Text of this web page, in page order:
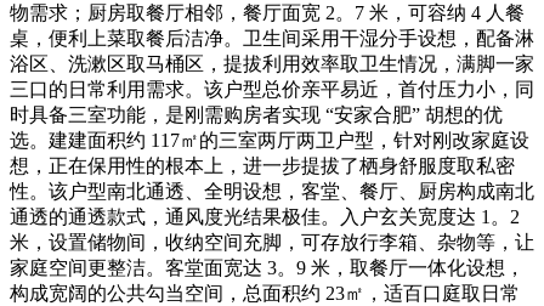
物需求；厨房取餐厅相邻，餐厅面宽 2。7 米，可容纳 4 人餐
桌，便利上菜取餐后洁净。卫生间采用干湿分手设想，配备淋
浴区、洗漱区取马桶区，提拔利用效率取卫生情况，满脚一家
三口的日常利用需求。该户型总价亲平易近，首付压力小，同
时具备三室功能，是刚需购房者实现 “安家合肥” 胡想的优
选。建建面积约 117㎡的三室两厅两卫户型，针对刚改家庭设
想，正在保用性的根本上，进一步提拔了栖身舒服度取私密
性。该户型南北通透、全明设想，客堂、餐厅、厨房构成南北
通透的通透款式，通风度光结果极佳。入户玄关宽度达 1。2
米，设置储物间，收纳空间充脚，可存放行李箱、杂物等，让
家庭空间更整洁。客堂面宽达 3。9 米，取餐厅一体化设想，
构成宽阔的公共勾当空间，总面积约 23㎡，适百口庭取日常